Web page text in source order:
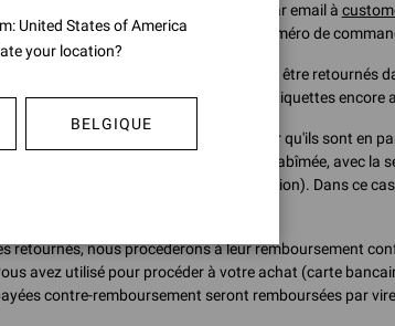
le Service Client Gianvito Rossi par email à
nous", en indiquant le produit et le numéro de
emballage d'origine : les articles doivent être retournés
et complets, comme neufs, avec leurs étiquettes encore
tous les articles retournés pour s'assurer qu'ils sont en
retournées sans boîte, dans une boîte abîmée, avec la
éléments (comme le sachet de protection). Dans ce
retournés, nous procéderons à leur remboursement
avez utilisé pour procéder à votre achat (carte
contre-remboursement seront remboursées par
United States of America
your location?
BELGIQUE